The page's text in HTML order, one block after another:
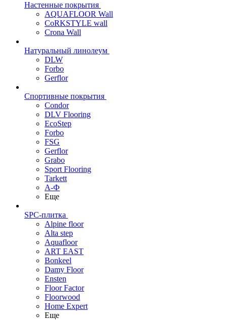
Настенные покрытия
AQUAFLOOR Wall
CoRKSTYLE wall
Crona Wall
Натуральный линолеум
DLW
Forbo
Gerflor
Спортивные покрытия
Condor
DLV Flooring
EcoStep
Forbo
FSG
Gerflor
Grabo
Sport Flooring
Tarkett
А-Ф
Еще
SPC-плитка
Alpine floor
Alta step
Aquafloor
ART EAST
Bonkeel
Damy Floor
Ensten
Floor Factor
Floorwood
Home Expert
Еще